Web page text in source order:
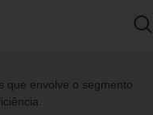
que envolve o segmento